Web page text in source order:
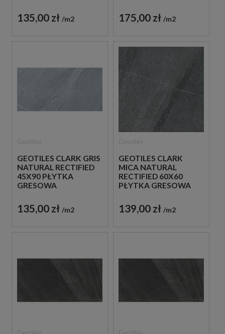
135,00 zł m2 175,00 zł m2
GEOTILES CLARK GRIS
NATURAL RECTIFIED
45X90 PŁYTKA
GRESOWA
135,00 zł m2
GEOTILES CLARK
MICA NATURAL
RECTIFIED 60X60
PŁYTKA GRESOWA
139,00 zł m2